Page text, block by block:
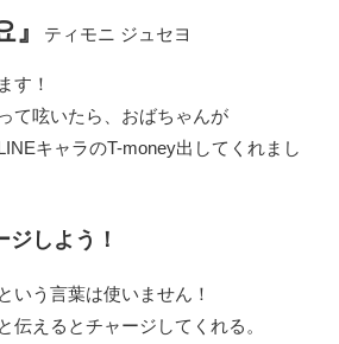
』 ティモニ ジュセヨ
す！
て呟いたら、おばちゃんが
キャラのT-money出してくれまし
ジしよう！
いう言葉は使いません！
伝えるとチャージしてくれる。